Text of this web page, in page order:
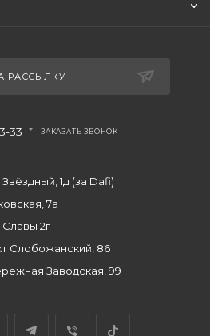
РАССЫЛКУ
33 ЗАКАЗАТЬ ЗВОНОК
1д (за Dafi)
7а
2г
Слобожанский, 86
Заводская, 99